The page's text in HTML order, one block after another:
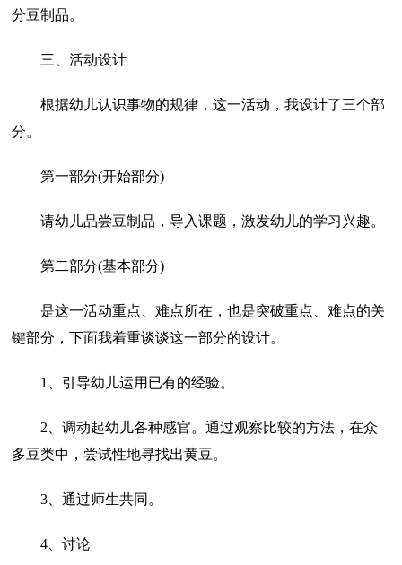
分豆制品。
三、活动设计
根据幼儿认识事物的规律，这一活动，我设计了三个部
分。
第一部分(开始部分)
请幼儿品尝豆制品，导入课题，激发幼儿的学习兴趣。
第二部分(基本部分)
是这一活动重点、难点所在，也是突破重点、难点的关
键部分，下面我着重谈谈这一部分的设计。
1、引导幼儿运用已有的经验。
2、调动起幼儿各种感官。通过观察比较的方法，在众
多豆类中，尝试性地寻找出黄豆。
3、通过师生共同。
4、讨论